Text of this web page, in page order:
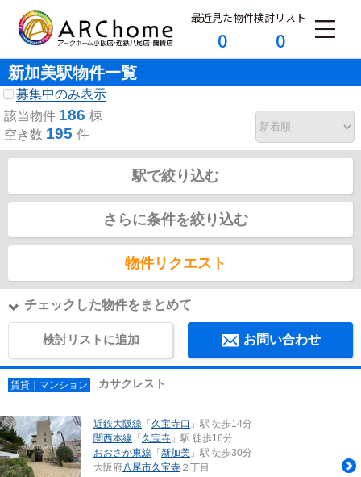
最近見た物件
0
検討リスト
0
新加美駅物件一覧
募集中のみ表示
該当物件 186 棟
空き数 195 件
駅で絞り込む
さらに条件を絞り込む
物件リクエスト
チェックした物件をまとめて
検討リストに追加 お問い合わせ
賃貸｜マンション カサクレスト
近鉄大阪線 「久宝寺口 」駅 徒歩14分
関西本線 「久宝寺 」駅 徒歩16分
おおさか東線 「新加美 」駅 徒歩30分
大阪府八尾市久宝寺 ２丁目